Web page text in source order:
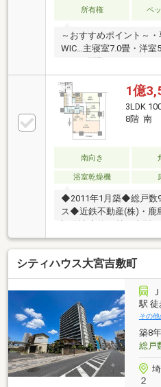
所有権 ペ
～おすすめポイント～
WIC…主寝室7.0畳・洋室
2.6mの天井高が開放感
用施設…富士山の眺めを
フィットネスジム、ゲ
設を活用できます。・タ
分 …都心へのアクセス
な大宮駅からアクセス
豊かさも兼ね備えた立地
1億
3LDK
8階 南
南向き
浴室乾燥機
◆2011年1月築◆総戸数
ス◆近鉄不動産(株)・鹿
向き角住戸◆日照・通
ウンターキッチン◆ユニ
機あり◆全居室バルコ
戸・ウォークインクロ
ターホン◆オートロッ
宅管理(株)日勤管理◆ペ
実の共用施設
シティハウス大宮吉敷町
駅 徒
その他
築8
総戸
２